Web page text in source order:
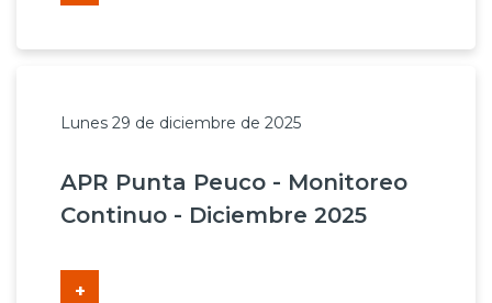
Lunes 29 de diciembre de 2025
APR Punta Peuco - Monitoreo
Continuo - Diciembre 2025
+